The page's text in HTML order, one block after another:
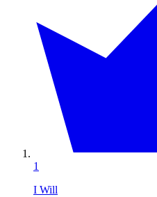
1
I Will